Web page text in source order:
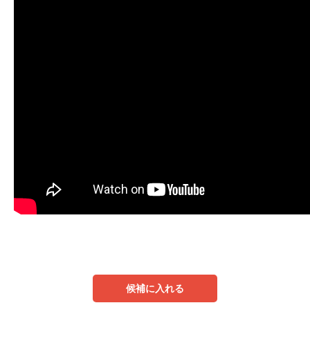
候補に入れる